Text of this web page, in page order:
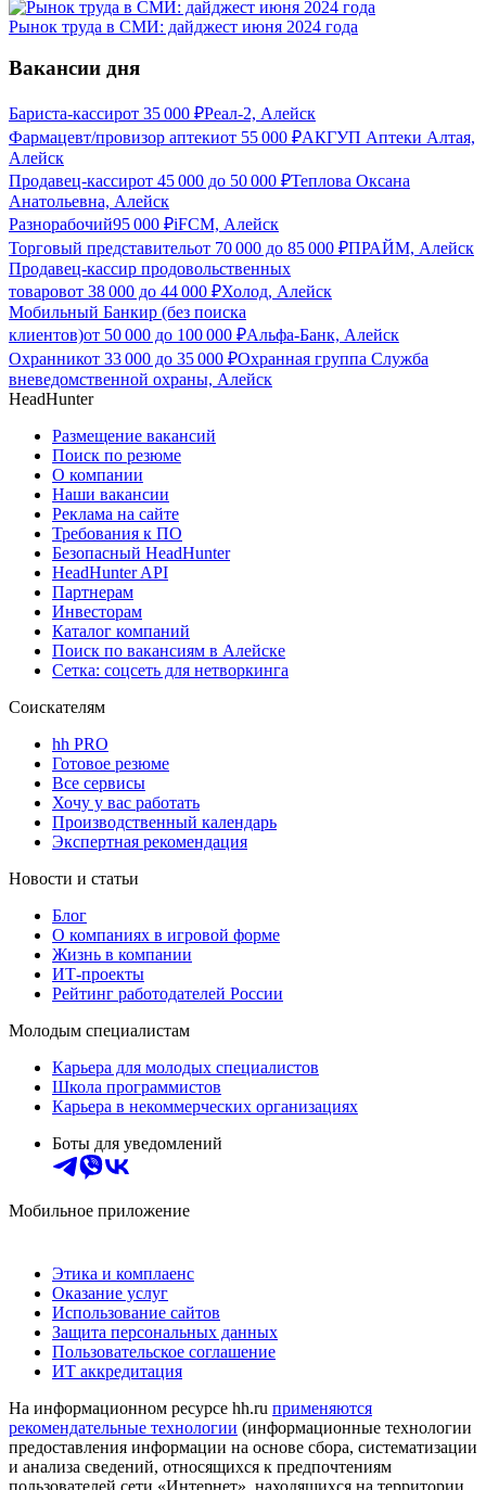
Рынок труда в СМИ: дайджест июня 2024 года
Вакансии дня
Бариста-кассирот 35 000 ₽Реал-2, Алейск
Фармацевт/провизор аптекиот 55 000 ₽АКГУП Аптеки Алтая,
Алейск
Продавец-кассирот 45 000 до 50 000 ₽Теплова Оксана
Анатольевна, Алейск
Разнорабочий95 000 ₽iFCM, Алейск
Торговый представительот 70 000 до 85 000 ₽ПРАЙМ, Алейск
Продавец-кассир продовольственных
товаровот 38 000 до 44 000 ₽Холод, Алейск
Мобильный Банкир (без поиска
клиентов)от 50 000 до 100 000 ₽Альфа-Банк, Алейск
Охранникот 33 000 до 35 000 ₽Охранная группа Служба
вневедомственной охраны, Алейск
HeadHunter
Размещение вакансий
Поиск по резюме
О компании
Наши вакансии
Реклама на сайте
Требования к ПО
Безопасный HeadHunter
HeadHunter API
Партнерам
Инвесторам
Каталог компаний
Поиск по вакансиям в Алейске
Сетка: соцсеть для нетворкинга
Соискателям
hh PRO
Готовое резюме
Все сервисы
Хочу у вас работать
Производственный календарь
Экспертная рекомендация
Новости и статьи
Блог
О компаниях в игровой форме
Жизнь в компании
ИТ-проекты
Рейтинг работодателей России
Молодым специалистам
Карьера для молодых специалистов
Школа программистов
Карьера в некоммерческих организациях
Боты для уведомлений
Мобильное приложение
Этика и комплаенс
Оказание услуг
Использование сайтов
Защита персональных данных
Пользовательское соглашение
ИТ аккредитация
На информационном ресурсе hh.ru применяются
рекомендательные технологии (информационные технологии
предоставления информации на основе сбора, систематизации
и анализа сведений, относящихся к предпочтениям